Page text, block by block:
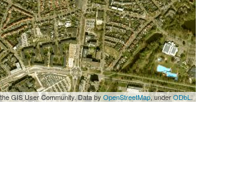
GIS User Community. Data byOpenStreetMap, underODbL.